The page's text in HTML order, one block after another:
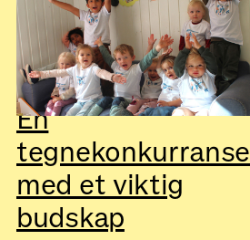
En
tegnekonkurranse
med et viktig
budskap